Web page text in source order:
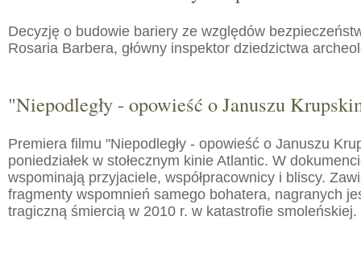
Decyzję o budowie bariery ze względów
Rosaria Barbera, główny inspektor dziedzictwa
"Niepodległy - opowieść o Januszu
Premiera filmu "Niepodległy - opowieść o Januszu
poniedziałek w stołecznym kinie Atlantic. W
wspominają przyjaciele, współpracownicy i bliscy.
fragmenty wspomnień samego bohatera, nagranych
tragiczną śmiercią w 2010 r. w katastrofie smoleńskiej.